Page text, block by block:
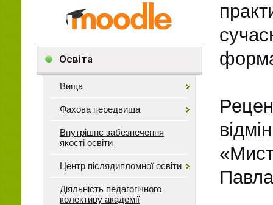
Освіта
Вища
Фахова передвища
Внутрішнє забезпечення
якості освіти
Центр післядипломної освіти
Діяльність педагогічного
колективу академії